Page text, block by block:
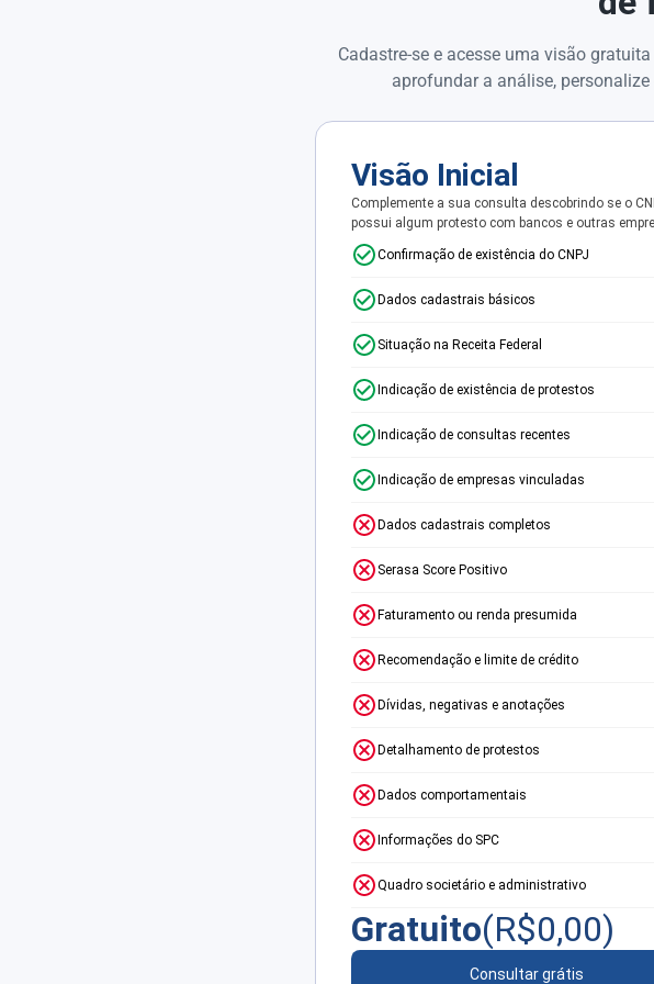
Cadastre-se e acesse uma visão
aprofundar a análise,
Visão Inicial
Complemente a sua consulta descobrindo se o
possui algum protesto com bancos e outras
Confirmação de existência do CNPJ
Dados cadastrais básicos
Situação na Receita Federal
Indicação de existência de protestos
Indicação de consultas recentes
Indicação de empresas vinculadas
Dados cadastrais completos
Serasa Score Positivo
Faturamento ou renda presumida
Recomendação e limite de crédito
Dívidas, negativas e anotações
Detalhamento de protestos
Dados comportamentais
Informações do SPC
Quadro societário e administrativo
Gratuito(R$0,00)
Consultar grátis